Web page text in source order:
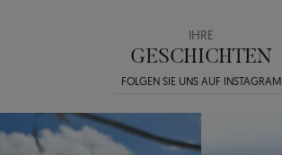
IHRE
GESCHICHTEN
FOLGEN SIE UNS AUF INSTAGRAM